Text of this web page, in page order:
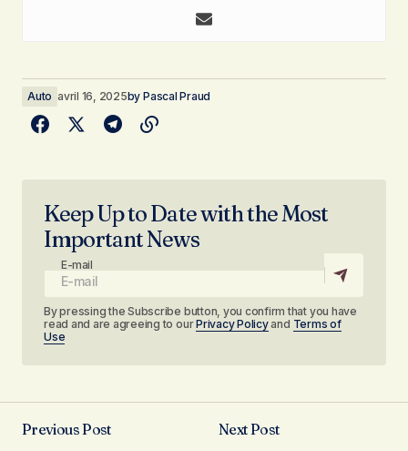
Auto avril 16, 2025by Pascal Praud
Keep Up to Date with the Most
Important News
E-mail
By pressing the Subscribe button, you confirm that you have
read and are agreeing to ourPrivacy Policyand Terms of
Use
Previous Post
Next Post